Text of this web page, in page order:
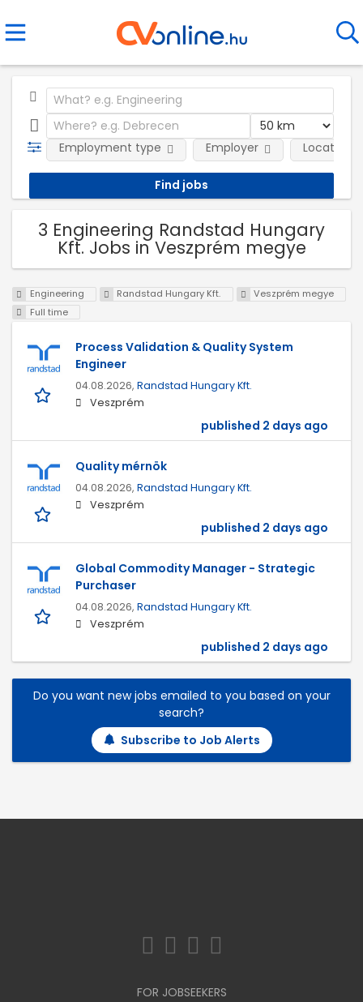
Employment type Employer Location
3 Engineering Randstad Hungary
Kft. Jobs in Veszprém megye
Engineering Randstad Hungary Kft.
Veszprém megye
Full time
Process Validation & Quality System
Engineer
04.08.2026, Randstad Hungary Kft.
Veszprém
published 2 days ago
Quality mérnök
04.08.2026, Randstad Hungary Kft.
Veszprém
published 2 days ago
Global Commodity Manager - Strategic
Purchaser
04.08.2026, Randstad Hungary Kft.
Veszprém
published 2 days ago
Do you want new jobs emailed to you based on your
search?
Subscribe to Job Alerts
FOR JOBSEEKERS